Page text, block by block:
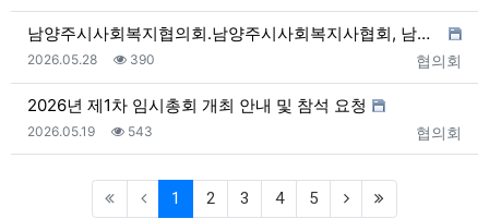
남양주시사회복지협의회․남양주시사회복지사협회, 남양주시…
등록자
협의회
등록일
2026.05.28 조회
390
2026년 제1차 임시총회 개최 안내 및 참석 요청
등록자
협의회
등록일
2026.05.19 조회
543
1 (current)
2 3 4 5